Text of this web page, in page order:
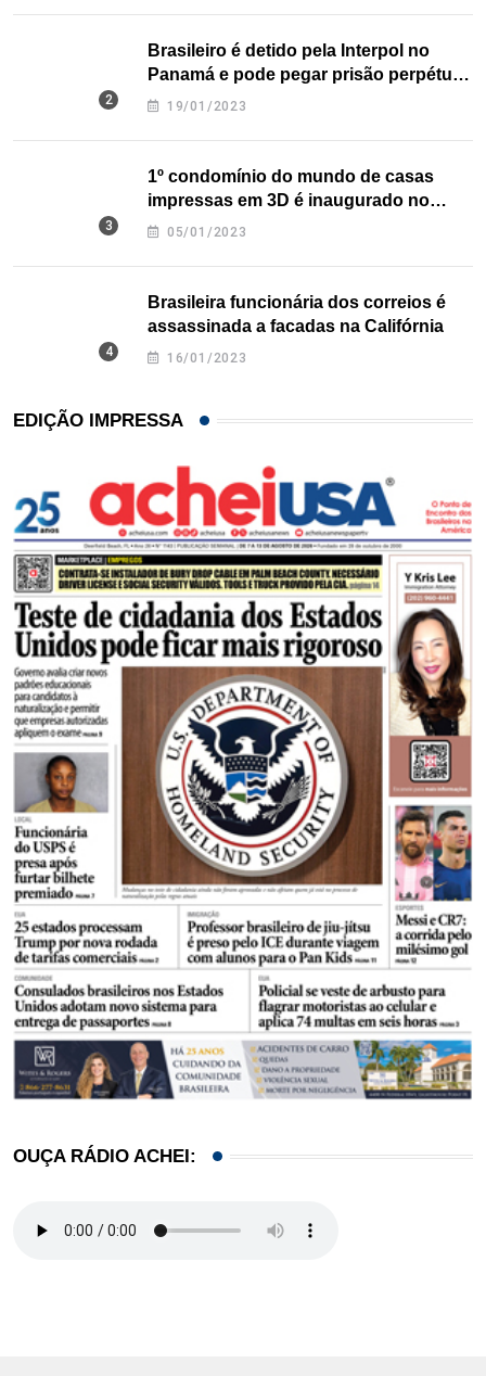
Brasileiro é detido pela Interpol no
Panamá e pode pegar prisão perpétua
nos EUA
19/01/2023
1º condomínio do mundo de casas
impressas em 3D é inaugurado no
Texas
05/01/2023
Brasileira funcionária dos correios é
assassinada a facadas na Califórnia
16/01/2023
EDIÇÃO IMPRESSA
OUÇA RÁDIO ACHEI: